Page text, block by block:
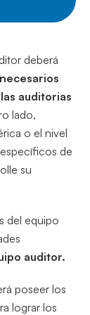
deberá
auditorias
lado,
o el nivel
de
su
del equipo
auditor.
poseer los
lograr los